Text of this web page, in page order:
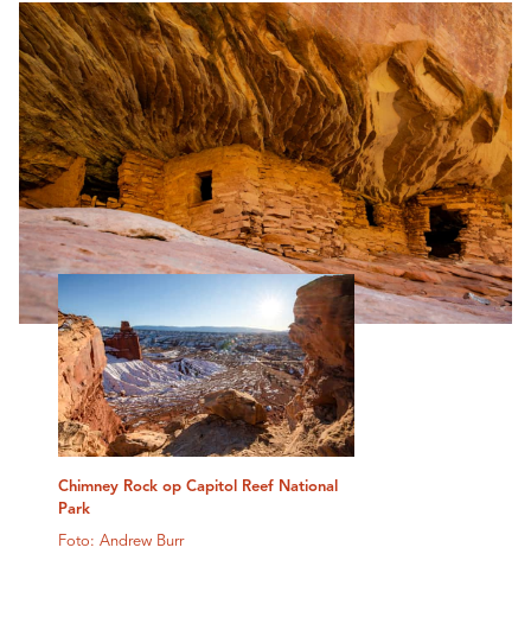
Chimney Rock op Capitol Reef National
Park
Foto: Andrew Burr